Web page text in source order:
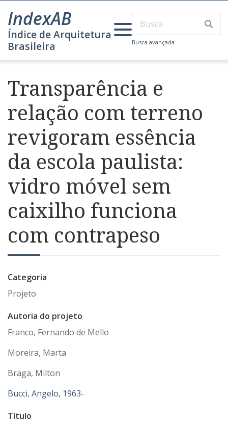
IndexAB
Índice de Arquitetura
Brasileira
Busca avançada
Transparência e
relação com terreno
revigoram essência
da escola paulista:
vidro móvel sem
caixilho funciona
com contrapeso
Categoria
Projeto
Autoria do projeto
Franco, Fernando de Mello
Moreira, Marta
Braga, Milton
Bucci, Angelo, 1963-
Título